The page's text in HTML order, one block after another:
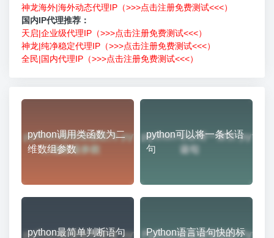
神龙海外|海外动态代理IP（>>>点击注册免费测试<<<）
国内IP代理推荐：
天启|企业级代理IP（>>>点击注册免费测试<<<）
神龙|纯净稳定代理IP（>>>点击注册免费测试<<<）
全民|国内代理IP（>>>点击注册免费测试<<<）
python调用类函数为二
维数组参数
python可以将一条长语
句
python最简单判断语句
Python语言语句快的标